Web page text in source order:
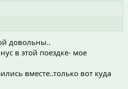
довольны..
в этой поездке- мое
вместе..только вот куда